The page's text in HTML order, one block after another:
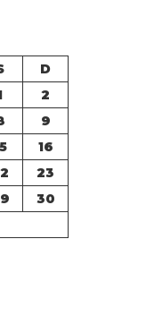
D
2
9
16
23
30